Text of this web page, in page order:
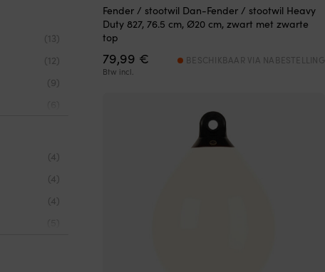
(13)
(12)
(9)
(4)
(4)
(4)
Fender / stootwil Dan-Fender / stootwil Heavy
Duty 827, 76.5 cm, Ø20 cm, zwart met zwarte
top
79,99 €
Btw incl.
BESCHIKBAAR VIA NABESTELLING